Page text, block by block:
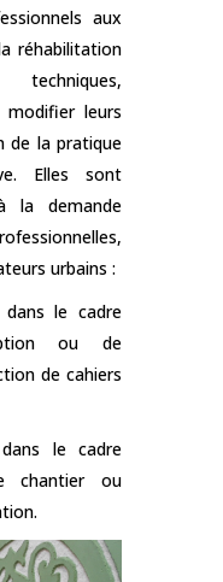
aux
réhabilitation
leurs
de la pratique
Elles sont
la demande
urbains :
le cadre
ou de
de cahiers
le cadre
chantier ou